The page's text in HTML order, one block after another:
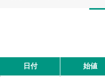
日付 始値